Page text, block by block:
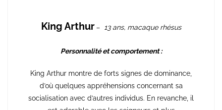
King Arthur – 13 ans, macaque rhésus
Personnalité et comportement :
King Arthur montre de forts signes de dominance,
d’où quelques appréhensions concernant sa
socialisation avec d’autres individus. En revanche, il